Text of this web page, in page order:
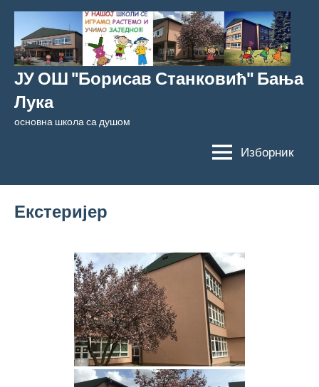
Скочи
садржај
ЈУ ОШ "Борисав Станковић" Бања
Лука
основна школа са душом
Изборник
Екстеријер